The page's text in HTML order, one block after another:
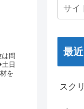
問
日
を
最
スク